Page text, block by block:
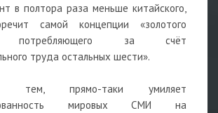
в полтора раза меньше китайского,
самой концепции «золотого
потребляющего за счёт
труда остальных шести».
тем, прямо-таки умиляет
мировых СМИ на